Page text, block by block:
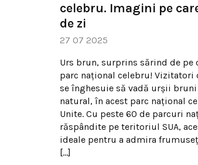
celebru. Imagini pe
de zi
27 07 2025
Urs brun, surprins sărind de pe
parc național celebru! Vizitatori
se înghesuie să vadă urșii
natural, în acest parc național
Unite. Cu peste 60 de parcuri
răspândite pe teritoriul SUA,
ideale pentru a admira
[…]